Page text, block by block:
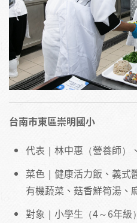
台南市東區崇明國小
代表｜林中惠（營養師）
菜色｜健康活力飯、義式
有機蔬菜、菇香鮮筍湯、
對象｜小學生（4～6年級）